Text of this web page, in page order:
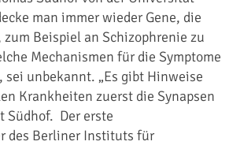
man immer wieder Gene, die
Beispiel an Schizophrenie zu
Mechanismen für die Symptome
unbekannt. „Es gibt Hinweise
Krankheiten zuerst die Synapsen
Südhof. Der erste
des Berliner Instituts für